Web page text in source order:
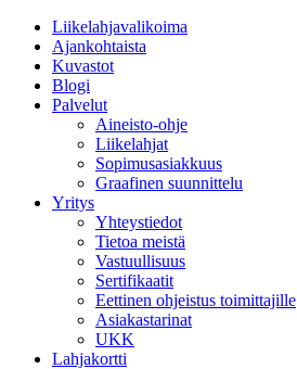
Liikelahjavalikoima
Ajankohtaista
Kuvastot
Blogi
Palvelut
Aineisto-ohje
Liikelahjat
Sopimusasiakkuus
Graafinen suunnittelu
Yritys
Yhteystiedot
Tietoa meistä
Vastuullisuus
Sertifikaatit
Eettinen ohjeistus toimittajille
Asiakastarinat
UKK
Lahjakortti